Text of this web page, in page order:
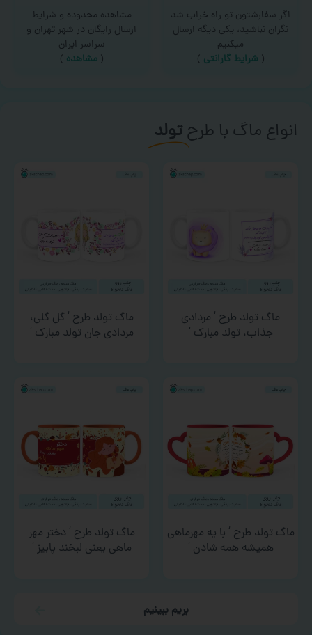
اگر سفارشتون تو راه خراب شد
نگران نباشید، یکی دیگه ارسال
میکنیم
( شرایط گارانتی )
مشاهده محدوده و شرایط
ارسال رایگان در شهر تهران و
سراسر ایران
(مشاهده )
انواع ماگ با طرحتولد
ماگ تولد طرح ‘ مردادی
جذاب، تولد مبارک ‘
ماگ تولد طرح ‘ گل گلی،
مردادی جان تولد مبارک ‘
ماگ تولد طرح ‘ با یه مهرماهی
همیشه همه شادن ‘
ماگ تولد طرح ‘ دختر مهر
ماهی یعنی لبخند پاییز ‘
بریم ببینیم